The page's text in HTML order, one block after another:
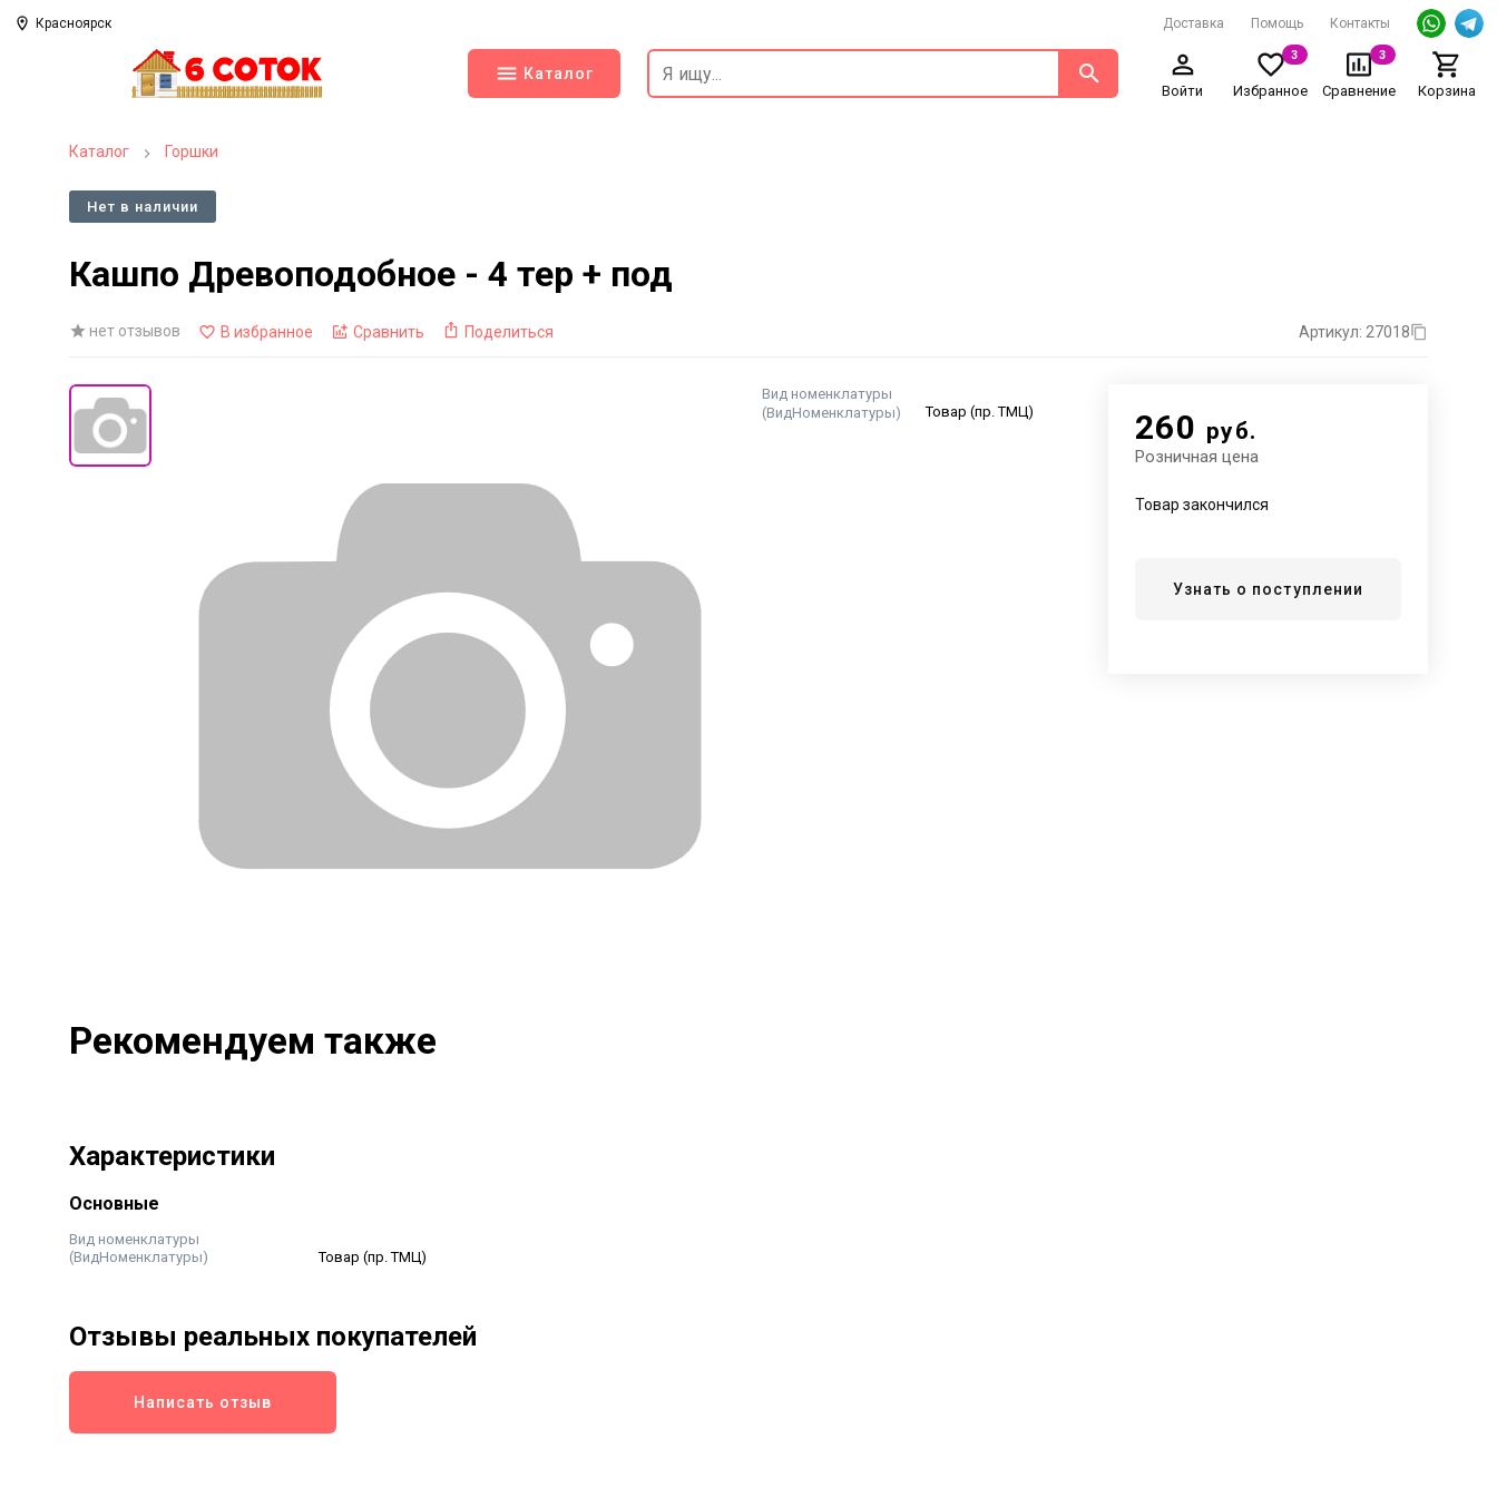
Красноярск Доставка Помощь Контакты
Каталог
Войти Избранное
3
Сравнение
3
Корзина
Каталог Горшки
Нет в наличии
Кашпо Древоподобное - 4 тер + под
нет отзывов В избранное Сравнить Поделиться Артикул: 27018
Вид номенклатуры
(ВидНоменклатуры)
Товар (пр. ТМЦ) 260 руб.
Розничная цена
Товар закончился
Узнать о поступлении
Рекомендуем также
Характеристики
Основные
Вид номенклатуры
(ВидНоменклатуры)
Товар (пр. ТМЦ)
Отзывы реальных покупателей
Написать отзыв